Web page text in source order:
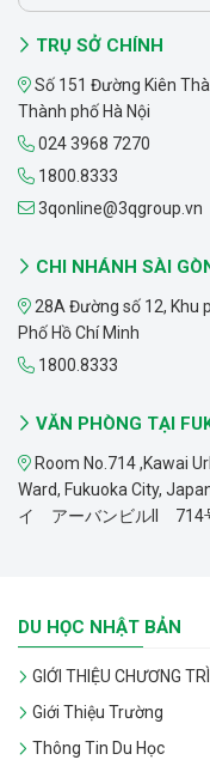
TRỤ SỞ CHÍNH
Số 151 Đường Kiên
Thành phố Hà Nội
024 3968 7270
1800.8333
3qonline@3qgroup.vn
CHI NHÁNH SÀI
28A Đường số 12, Khu
Phố Hồ Chí Minh
1800.8333
VĂN PHÒNG TẠI
Room No.714 ,Kawai
Ward, Fukuoka City,
イ アーバンビルII 714
DU HỌC NHẬT BẢN
GIỚI THIỆU CHƯƠNG
Giới Thiệu Trường
Thông Tin Du Học